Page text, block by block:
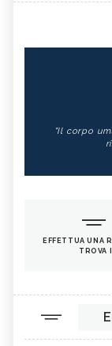
"Il corpo
EFFETTUA UNA
TROVA